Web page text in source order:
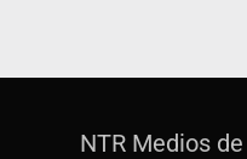
NTR Medios